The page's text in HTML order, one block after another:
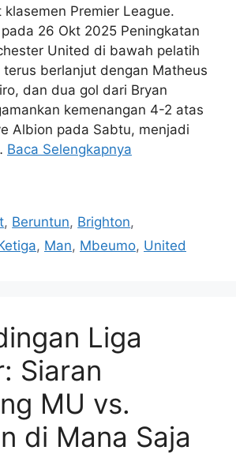
klasemen Premier League.
26 Okt 2025 Peningkatan
United di bawah pelatih
terus berlanjut dengan Matheus
dan dua gol dari Bryan
kemenangan 4-2 atas
Albion pada Sabtu, menjadi
Baca Selengkapnya
, Beruntun, Brighton,
, Man, Mbeumo, United
Liga
Siaran
MU vs.
di Mana Saja